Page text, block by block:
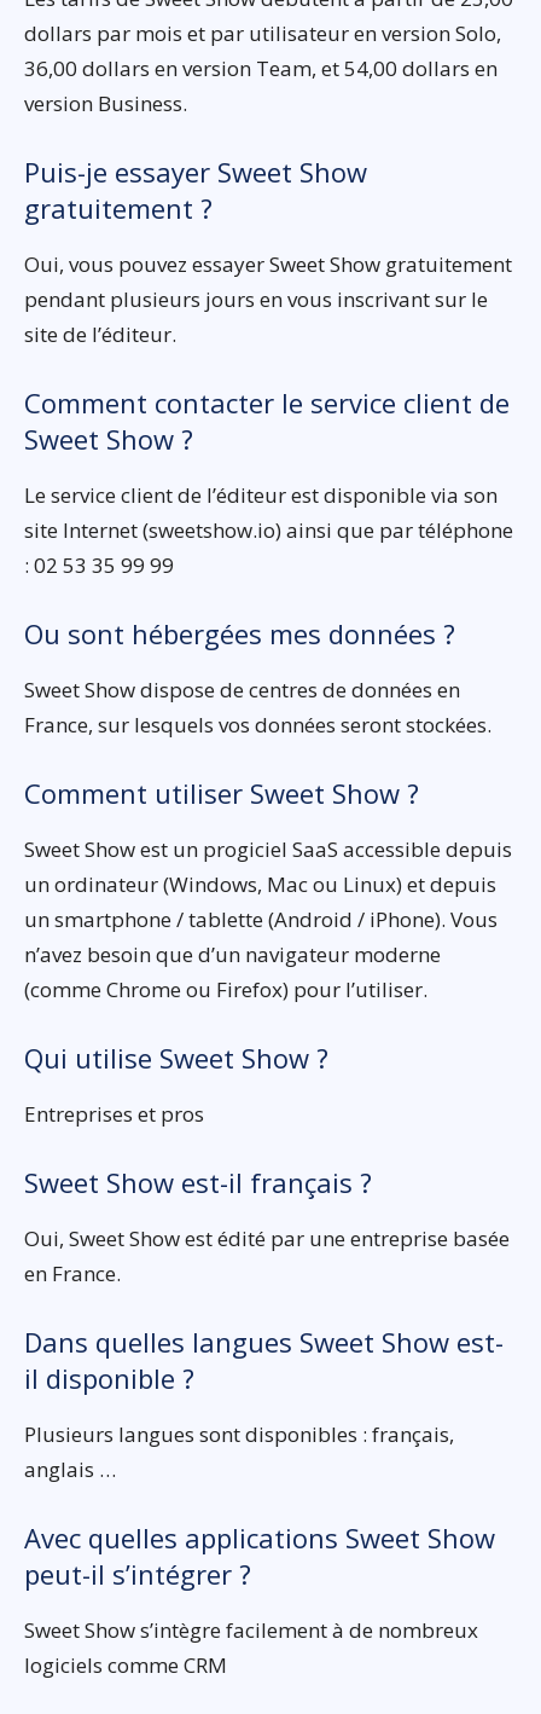
dollars par mois et par utilisateur en version Solo,
36,00 dollars en version Team, et 54,00 dollars en
version Business.
Puis-je essayer Sweet Show
gratuitement ?
Oui, vous pouvez essayer Sweet Show gratuitement
pendant plusieurs jours en vous inscrivant sur le
site de l’éditeur.
Comment contacter le service client de
Sweet Show ?
Le service client de l’éditeur est disponible via son
site Internet (sweetshow.io) ainsi que par téléphone
: 02 53 35 99 99
Ou sont hébergées mes données ?
Sweet Show dispose de centres de données en
France, sur lesquels vos données seront stockées.
Comment utiliser Sweet Show ?
Sweet Show est un progiciel SaaS accessible depuis
un ordinateur (Windows, Mac ou Linux) et depuis
un smartphone / tablette (Android / iPhone). Vous
n’avez besoin que d’un navigateur moderne
(comme Chrome ou Firefox) pour l’utiliser.
Qui utilise Sweet Show ?
Entreprises et pros
Sweet Show est-il français ?
Oui, Sweet Show est édité par une entreprise basée
en France.
Dans quelles langues Sweet Show est-
il disponible ?
Plusieurs langues sont disponibles : français,
anglais …
Avec quelles applications Sweet Show
peut-il s’intégrer ?
Sweet Show s’intègre facilement à de nombreux
logiciels comme CRM